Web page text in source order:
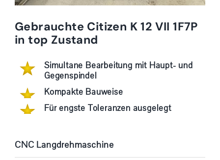
Gebrauchte Citizen K 12 VII 1F7P
in top Zustand
Simultane Bearbeitung mit Haupt- und
Gegenspindel
Kompakte Bauweise
Für engste Toleranzen ausgelegt
CNC Langdrehmaschine